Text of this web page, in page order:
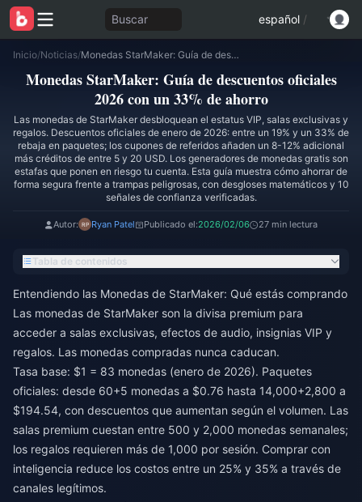
Buscar español /
Inicio/Noticias/ Monedas StarMaker: Guía de descuentos oficiales 2026 con un 33% de ahorro
Monedas StarMaker: Guía de descuentos oficiales
2026 con un 33% de ahorro
Las monedas de StarMaker desbloquean el estatus VIP, salas exclusivas y
regalos. Descuentos oficiales de enero de 2026: entre un 19% y un 33% de
rebaja en paquetes; los cupones de referidos añaden un 8-12% adicional
más créditos de entre 5 y 20 USD. Los generadores de monedas gratis son
estafas que ponen en riesgo tu cuenta. Esta guía muestra cómo ahorrar de
forma segura frente a trampas peligrosas, con desgloses matemáticos y 10
señales de confianza verificadas.
Autor: Ryan Patel Publicado el:2026/02/06 27 min lectura
Tabla de contenidos
Entendiendo las Monedas de StarMaker: Qué estás comprando
Las monedas de StarMaker son la divisa premium para
acceder a salas exclusivas, efectos de audio, insignias VIP y
regalos. Las monedas compradas nunca caducan.
Tasa base: $1 = 83 monedas (enero de 2026). Paquetes
oficiales: desde 60+5 monedas a $0.76 hasta 14,000+2,800 a
$194.54, con descuentos que aumentan según el volumen. Las
salas premium cuestan entre 500 y 2,000 monedas semanales;
los regalos requieren más de 1,000 por sesión. Comprar con
inteligencia reduce los costos entre un 25% y 35% a través de
canales legítimos.